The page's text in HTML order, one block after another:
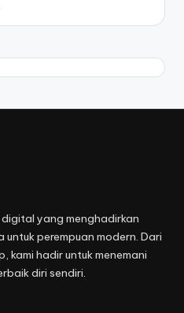
yang menghadirkan
perempuan modern. Dari
kami hadir untuk menemani
diri sendiri.